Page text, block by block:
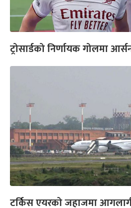
ट्रोसार्डको निर्णायक गोलमा
टर्किस एयरको जहाजमा आगलागी :